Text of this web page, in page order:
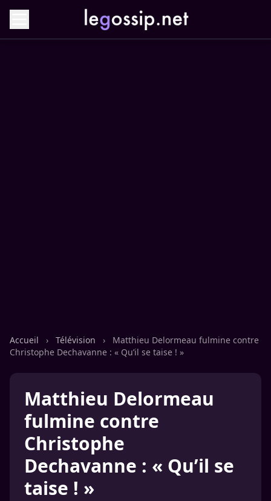
Accueil › Télévision ›
Matthieu Delormeau fulmine contre
Christophe Dechavanne : « Qu’il se taise ! »
Matthieu Delormeau
fulmine contre
Christophe
Dechavanne : « Qu’il se
taise ! »